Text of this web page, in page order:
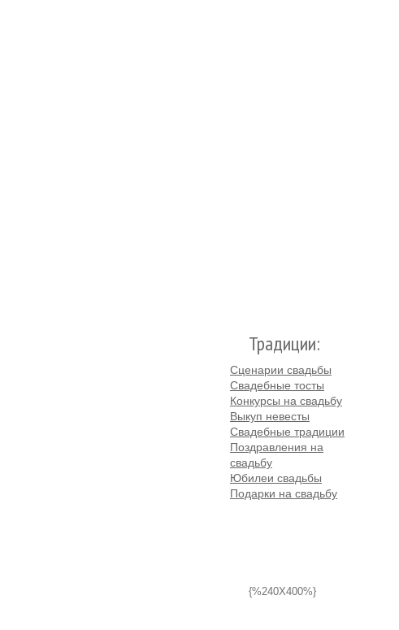
Традиции:
Сценарии свадьбы
Свадебные тосты
Конкурсы на свадьбу
Выкуп невесты
Свадебные традиции
Поздравления на
свадьбу
Юбилеи свадьбы
Подарки на свадьбу
{%240X400%}